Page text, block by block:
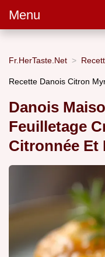
Menu
Fr.HerTaste.Net
Recette Danois Citron
Danois
Feuilletage
Citronnée Et